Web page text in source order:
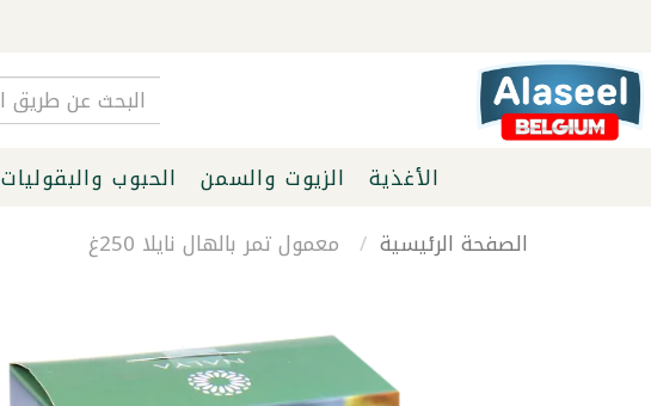
الأغذية الزيوت والسمن الحبوب والبقوليات
الصفحة الرئيسية
معمول تمر بالهال نايلا 250غ